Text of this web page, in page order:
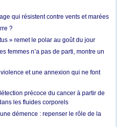
qui résistent contre vents et marées
?
» remet le polar au goût du jour
femmes n’a pas de parti, montre un
et une annexion qui ne font
précoce du cancer à partir de
les fluides corporels
démence : repenser le rôle de la